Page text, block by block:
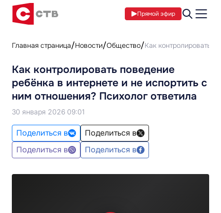
Прямой эфир
Главная страница Новости Общество Как контролировать
Как контролировать поведение
ребёнка в интернете и не испортить с
ним отношения? Психолог ответила
30 января 2026 09:01
Поделиться в
Поделиться в
Поделиться в
Поделиться в